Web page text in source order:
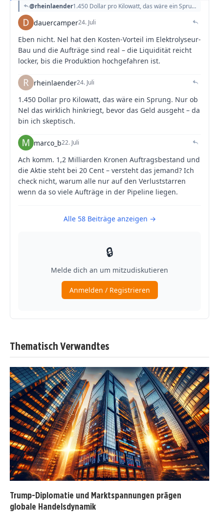
Thematisch Verwandtes
Trump-Diplomatie und Marktspannungen prägen
globale Handelsdynamik